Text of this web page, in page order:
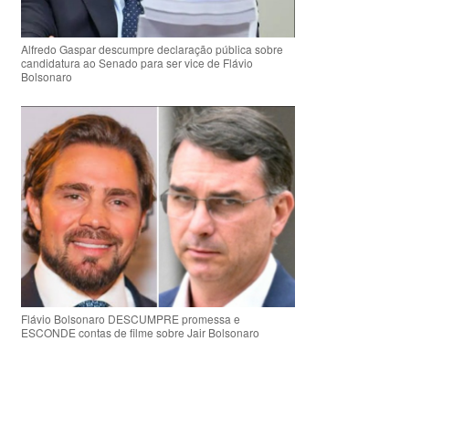
Alfredo Gaspar descumpre declaração pública sobre
candidatura ao Senado para ser vice de Flávio
Bolsonaro
Flávio Bolsonaro DESCUMPRE promessa e
ESCONDE contas de filme sobre Jair Bolsonaro